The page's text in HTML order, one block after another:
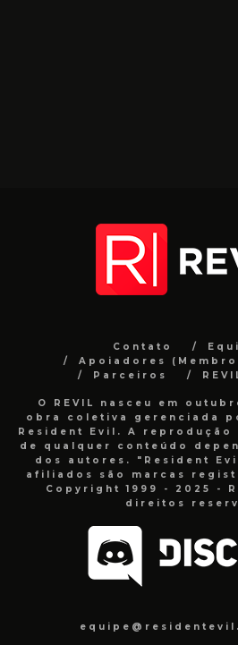
Contato
Apoiadores
Parceiros
O REVIL nasceu em
obra coletiva gerenciada
Resident Evil. A
de qualquer conteúdo
dos autores. "Resident
afiliados são marcas
Copyright 1999 - 2025 -
direitos